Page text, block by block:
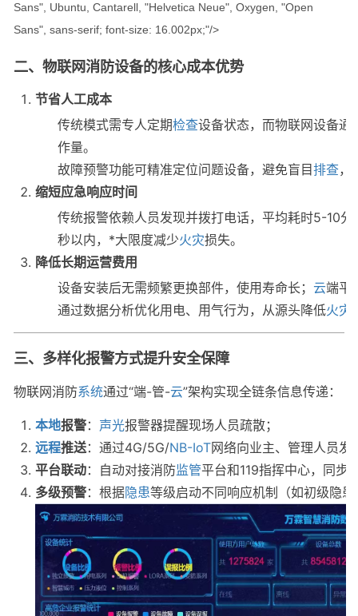
Sans", Ubuntu, Cantarell, "Helvetica Neue", Oxygen, "Open
Sans", sans-serif; font-size: 16.002px;"/>
二、物联网消防设备的核心成本优势
节省人工成本
传统模式需专人定期检查设备状态，而物联网设备通
作量。
故障预警功能可精准定位问题设备，避免盲目排查，
缩短应急响应时间
传统报警依赖人员发现并拨打电话，平均耗时5-10分
秒以内，*大限度减少火灾损失。
降低长期运营费用
设备安装后无需频繁更换部件，使用寿命长； 云端平
通过数据分析优化用电、用气行为，从源头降低火灾
三、多样化报警方式提升安全保障
物联网消防系统通过“端-管-云”架构实现全链条信息传递：
本地报警： 声光报警器提醒现场人员疏散；
远程推送：通过4G/5G/NB-IoT网络向业主、管理人员发
平台联动：自动对接消防监管平台和119指挥中心，同步
多级预警：根据隐患等级启动不同响应机制（如初级隐